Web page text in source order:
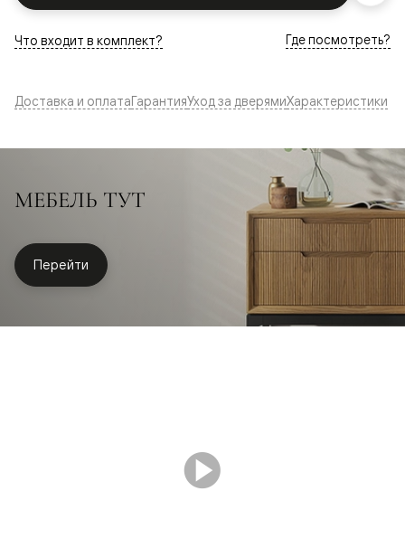
Что входит в комплект? Где посмотреть?
Доставка и оплатаГарантияУход за дверямиХарактеристики
МЕБЕЛЬ ТУТ
Перейти